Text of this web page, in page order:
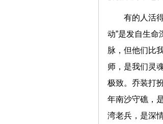
有的人活
动”是发自生
脉，但他们比
师，是我们灵
极致。乔装打
年南沙守礁，
湾老兵，是深